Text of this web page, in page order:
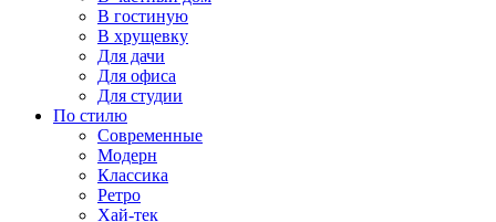
В гостиную
В хрущевку
Для дачи
Для офиса
Для студии
По стилю
Современные
Модерн
Классика
Ретро
Хай-тек